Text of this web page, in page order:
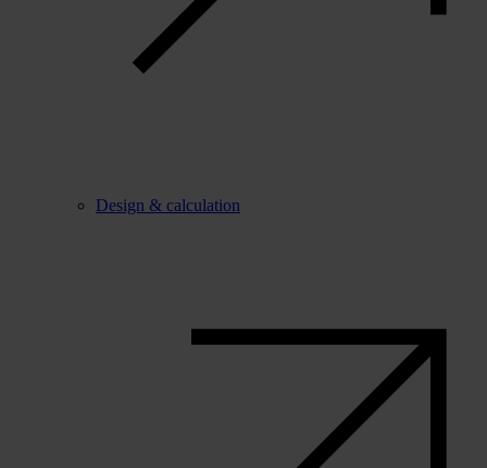
Design & calculation